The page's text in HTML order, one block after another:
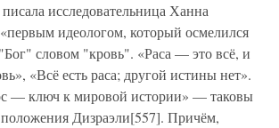
исследовательница Ханна
идеологом, который осмелился
словом "кровь". «Раса — это всё, и
«Всё есть раса; другой истины нет».
— ключ к мировой истории» — таковы
Дизраэли[557]. Причём,